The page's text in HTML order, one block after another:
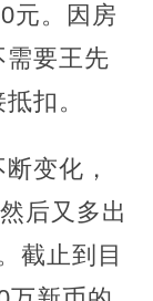
元。因房
要王先
扣。
变化，
后又多出
截止到目